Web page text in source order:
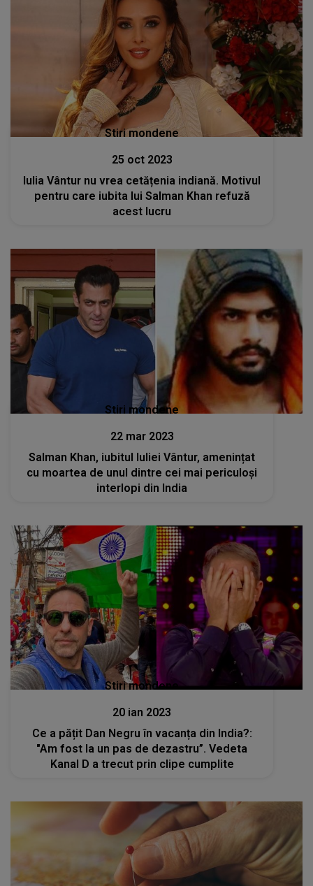
Stiri mondene
25 oct 2023
Iulia Vântur nu vrea cetățenia indiană. Motivul
pentru care iubita lui Salman Khan refuză
acest lucru
Stiri mondene
22 mar 2023
Salman Khan, iubitul Iuliei Vântur, amenințat
cu moartea de unul dintre cei mai periculoși
interlopi din India
Stiri mondene
20 ian 2023
Ce a pățit Dan Negru în vacanța din India?:
"Am fost la un pas de dezastru”. Vedeta
Kanal D a trecut prin clipe cumplite